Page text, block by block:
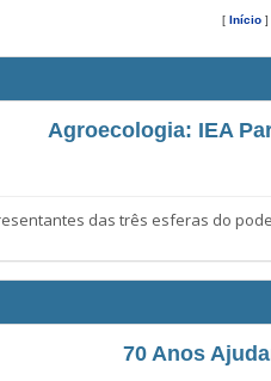
[ Início ]
Agroecologia: IEA
das três esferas do poder
70 Anos